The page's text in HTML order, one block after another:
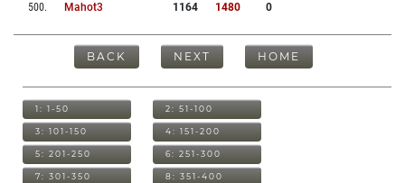
500. Mahot3 1164 1480 0
BACK NEXT HOME
1: 1-50 2: 51-100
3: 101-150 4: 151-200
5: 201-250 6: 251-300
7: 301-350 8: 351-400